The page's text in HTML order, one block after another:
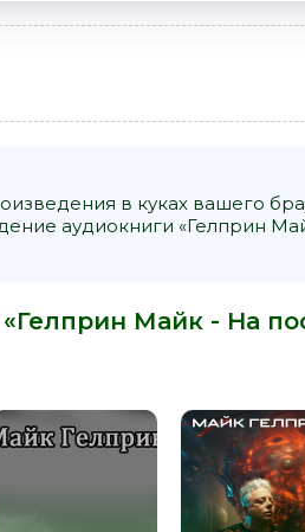
в куках вашего
аудиокниги «Гелприн
Майк - На